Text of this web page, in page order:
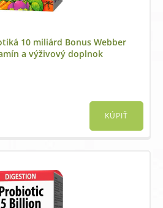
10 miliárd Bonus Webber
a výživový doplnok
KÚPIŤ